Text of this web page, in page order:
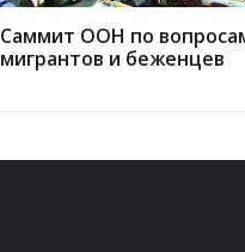
Саммит ООН по
мигрантов и беженцев